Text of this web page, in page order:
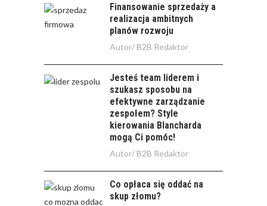
Finansowanie sprzedaży a
realizacja ambitnych
planów rozwoju
Autor/ B2B Redaktor
Jesteś team liderem i
szukasz sposobu na
efektywne zarządzanie
zespołem? Style
kierowania Blancharda
mogą Ci pomóc!
Autor/ B2B Redaktor
Co opłaca się oddać na
skup złomu?